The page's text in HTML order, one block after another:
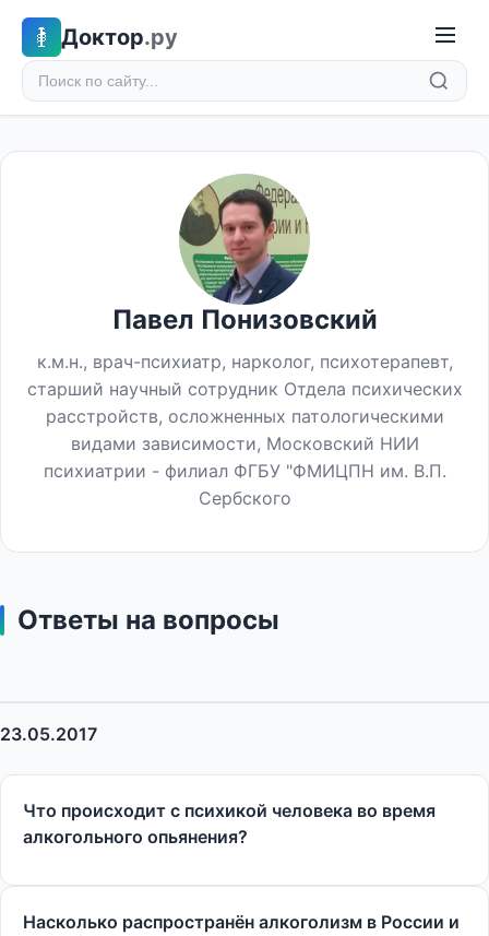
Доктор.ру
Павел Понизовский
к.м.н., врач-психиатр, нарколог, психотерапевт,
старший научный сотрудник Отдела психических
расстройств, осложненных патологическими
видами зависимости, Московский НИИ
психиатрии - филиал ФГБУ "ФМИЦПН им. В.П.
Сербского
Ответы на вопросы
23.05.2017
Что происходит с психикой человека во время
алкогольного опьянения?
Насколько распространён алкоголизм в России и